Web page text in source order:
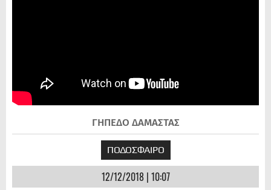
ΓΗΠΕΔΟ ΔΑΜΑΣΤΑΣ
ΠΟΔΟΣΦΑΙΡΟ
12/12/2018 | 10:07